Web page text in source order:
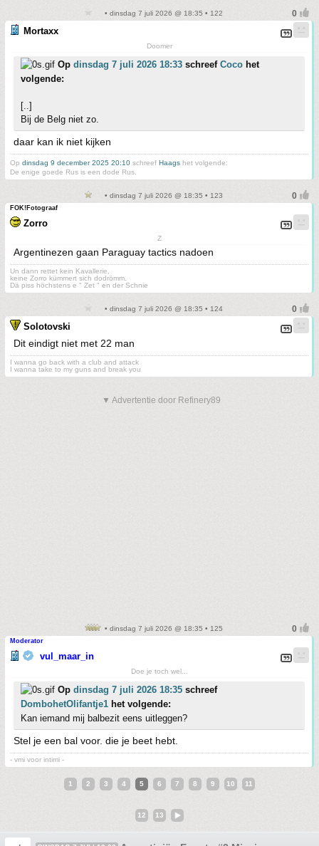
• dinsdag 7 juli 2026 @ 18:35 • 122
Mortaxx
Doomer
Op dinsdag 7 juli 2026 18:33 schreef Coco het
volgende:
[..]
Bij de Belg niet zo.
daar kan ik niet kijken
Op dinsdag 9 december 2025 20:10 schreef Haags het volgende:
De enige goede Rus is een dode Rus.
• dinsdag 7 juli 2026 @ 18:35 • 123
FOK!Fotograaf
Zorro
Z
Argentinezen gaan Paraguay tactics nadoen
Un dann rettet kein Kavallerie,
keine Zorro kümmert sich dodrömm.
Dä piss höchstens e " Zet " en der Schnie
• dinsdag 7 juli 2026 @ 18:35 • 124
Solotovski
Dit eindigt niet met 22 man
I wanna go back with a club and attack
I wanna take to my guns and break you
▼ Advertentie door Refinery89
• dinsdag 7 juli 2026 @ 18:35 • 125
Moderator
vul_maar_in
Doe je toch wel...
Op dinsdag 7 juli 2026 18:35 schreef
DombohetOlifantje1 het volgende:
Kan iemand mij balbezit eens uitleggen?
Stel je een bal voor. die je beet hebt.
- vmi voor intimi -
1 2 3 4 5 6 7 8 9 10 11
12 13